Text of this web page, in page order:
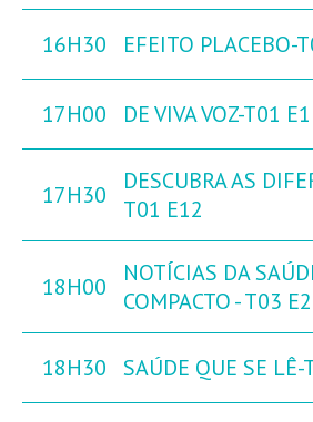
16H30 EFEITO PLACEBO-
17H00 DE VIVA VOZ-T01
17H30
DESCUBRA AS
T01 E12
18H00
NOTÍCIAS DA
COMPACTO - T03
18H30 SAÚDE QUE SE